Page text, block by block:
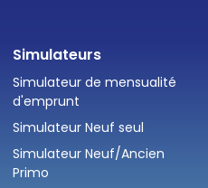
Simulateurs
Simulateur de mensualité
d'emprunt
Simulateur Neuf seul
Simulateur Neuf/Ancien
Primo